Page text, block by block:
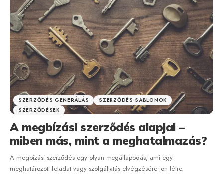
SZERZŐDÉS GENERÁLÁS
SZERZŐDÉS SABLONOK
SZERZŐDÉSEK
A megbízási szerződés alapjai –
miben más, mint a meghatalmazás?
A megbízási szerződés egy olyan megállapodás, ami egy
meghatározott feladat vagy szolgáltatás elvégzésére jön létre.